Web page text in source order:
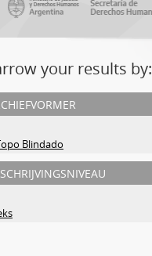
your results by:
Blindado